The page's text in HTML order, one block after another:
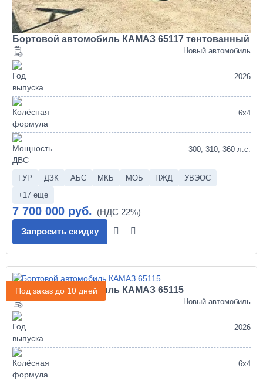
Бортовой автомобиль КАМАЗ 65117 тентованный
Новый автомобиль
2026
6х4
300, 310, 360 л.с.
ГУР ДЗК АБС МКБ МОБ ПЖД
УВЭОС
+17 еще
7 700 000 руб.
Запросить скидку
Под заказ до 10 дней
Бортовой автомобиль КАМАЗ 65115
Новый автомобиль
2026
6х4